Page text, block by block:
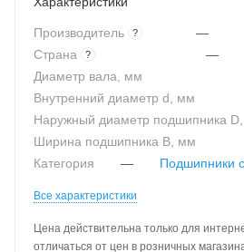
Производитель ? —
Страна
? —
Диаметр вала, мм
Внутренний диаметр d, мм
Наружный диаметр подшипника
Ширина подшипника B, мм
Категория
— Подшипники
Все характеристики
Цена действительна только для
отличаться от цен в розничных